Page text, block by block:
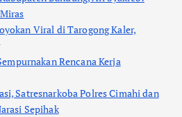
Viral di Tarogong Kaler,
Rencana Kerja
Satresnarkoba Polres Cimahi dan
Sepihak